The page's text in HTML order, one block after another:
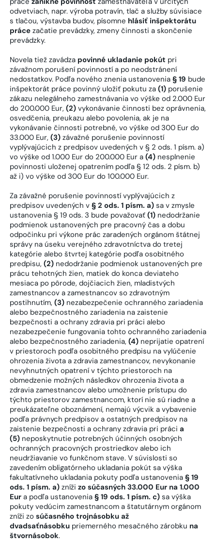
odvetviach, napr. výroba potravín, tlač a služby súvisiace
s tlačou, výstavba budov, písomne hlásiť inšpektorátu
práce začatie prevádzky, zmeny činnosti a skončenie
prevádzky.
Novela tiež zavádza povinné ukladanie pokút pri
závažnom porušení povinností a po neodstránení
nedostatkov. Podľa nového znenia ustanovenia § 19 bude
inšpektorát práce povinný uložiť pokutu za (1) porušenie
zákazu nelegálneho zamestnávania vo výške od 2.000 Eur
do 200.000 Eur, (2) vykonávanie činnosti bez oprávnenia,
osvedčenia, preukazu alebo povolenia, ak je na
vykonávanie činnosti potrebné, vo výške od 300 Eur do
33.000 Eur, (3) závažné porušenie povinností
vyplývajúcich z predpisov uvedených v § 2 ods. 1 písm. a)
vo výške od 1.000 Eur do 200.000 Eur a (4) nesplnenie
povinnosti uloženej opatrením podľa § 12 ods. 2 písm. b)
až i) vo výške od 300 Eur do 100.000 Eur.
Za závažné porušenie povinností vyplývajúcich z
predpisov uvedených v § 2 ods. 1 písm. a) sa v zmysle
ustanovenia § 19 ods. 3 bude považovať (1) nedodržanie
podmienok ustanovených pre pracovný čas a dobu
odpočinku pri výkone prác zaradených orgánom štátnej
správy na úseku verejného zdravotníctva do tretej
kategórie alebo štvrtej kategórie podľa osobitného
predpisu, (2) nedodržanie podmienok ustanovených pre
prácu tehotných žien, matiek do konca deviateho
mesiaca po pôrode, dojčiacich žien, mladistvých
zamestnancov a zamestnancov so zdravotným
postihnutím, (3) nezabezpečenie ochranného zariadenia
alebo bezpečnostného zariadenia na zaistenie
bezpečnosti a ochrany zdravia pri práci alebo
nezabezpečenie fungovania tohto ochranného zariadenia
alebo bezpečnostného zariadenia, (4) neprijatie opatrení
v priestoroch podľa osobitného predpisu na vylúčenie
ohrozenia života a zdravia zamestnancov, nevykonanie
nevyhnutných opatrení v týchto priestoroch na
obmedzenie možných následkov ohrozenia života a
zdravia zamestnancov alebo umožnenie prístupu do
týchto priestorov zamestnancom, ktorí nie sú riadne a
preukázateľne oboznámení, nemajú výcvik a vybavenie
podľa právnych predpisov a ostatných predpisov na
zaistenie bezpečnosti a ochrany zdravia pri práci a
(5) neposkytnutie potrebných účinných osobných
ochranných pracovných prostriedkov alebo ich
neudržiavanie vo funkčnom stave. V súvislosti so
zavedením obligatórneho ukladania pokút sa výška
fakultatívneho ukladania pokuty podľa ustanovenia § 19
ods. 1 písm. a) zníži zo súčasných 33.000 Eur na 1.000
Eur a podľa ustanovenia § 19 ods. 1 písm. c) sa výška
pokuty vedúcim zamestnancom a štatutárnym orgánom
zníži zo súčasného trojnásobku až
dvadsaťnásobku priemerného mesačného zárobku na
štvornásobok.